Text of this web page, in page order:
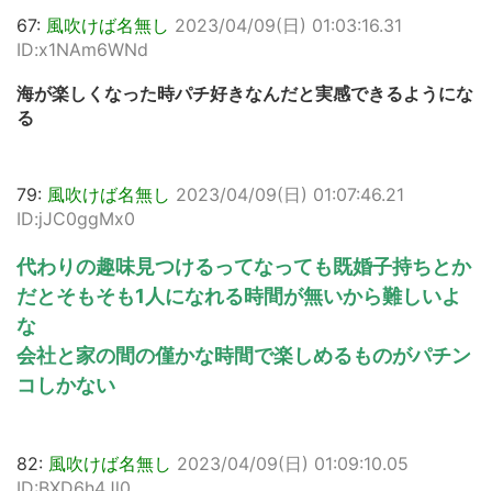
67: 風吹けば名無し 2023/04/09(日) 01:03:16.31
ID:x1NAm6WNd
海が楽しくなった時パチ好きなんだと実感できるようにな
る
79: 風吹けば名無し 2023/04/09(日) 01:07:46.21
ID:jJC0ggMx0
代わりの趣味見つけるってなっても既婚子持ちとか
だとそもそも1人になれる時間が無いから難しいよ
な
会社と家の間の僅かな時間で楽しめるものがパチン
コしかない
82: 風吹けば名無し 2023/04/09(日) 01:09:10.05